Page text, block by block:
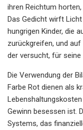
ihren Reichtum
Das Gedicht wirft
hungrigen Kinder, die
zurückgreifen, und
der versucht, für seine
Die Verwendung der
Farbe Rot dienen als
Gewinn besessen ist.
Systems, das